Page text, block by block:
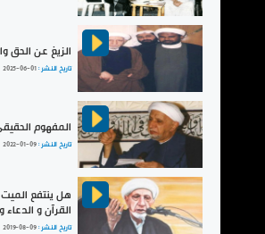
الزيغ عن الحق
تاريخ النشر :2025-06-01
المفهوم
تاريخ النشر :2022-01-09
هل ينتفع
القرآن و
تاريخ النشر :2019-08-09